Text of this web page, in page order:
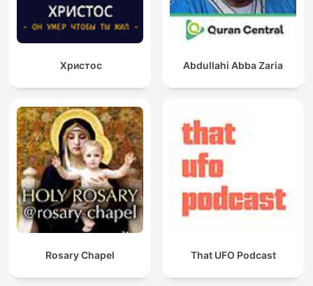
Христос Abdullahi Abba Zaria
Rosary Chapel That UFO Podcast